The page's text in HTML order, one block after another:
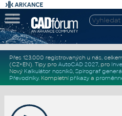
Přes 123.000 registrovaných u nás,
(CZ+EN). Tipy pro AutoCAD 2027, pro
Nový Kalkulátor nosníků, Spirograf
Převodníky. Kompletní příkazya